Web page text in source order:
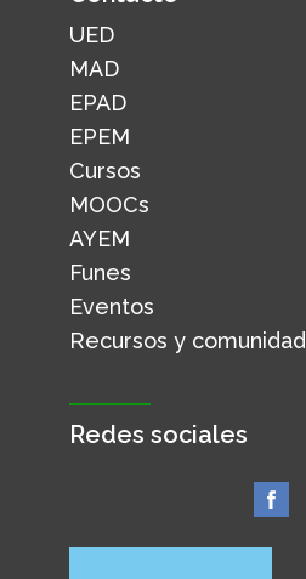
UED
MAD
EPAD
EPEM
Cursos
MOOCs
AYEM
Funes
Eventos
Recursos y comunidad
Redes sociales